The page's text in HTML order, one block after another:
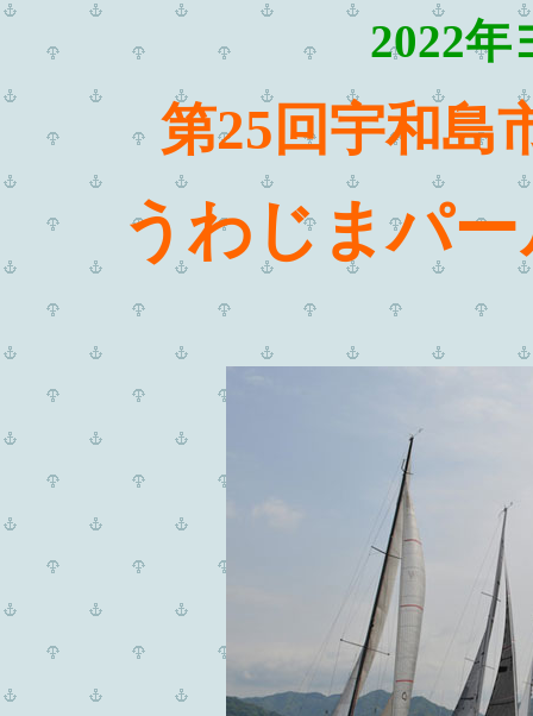
2022年
第25回宇和島
うわじまパ